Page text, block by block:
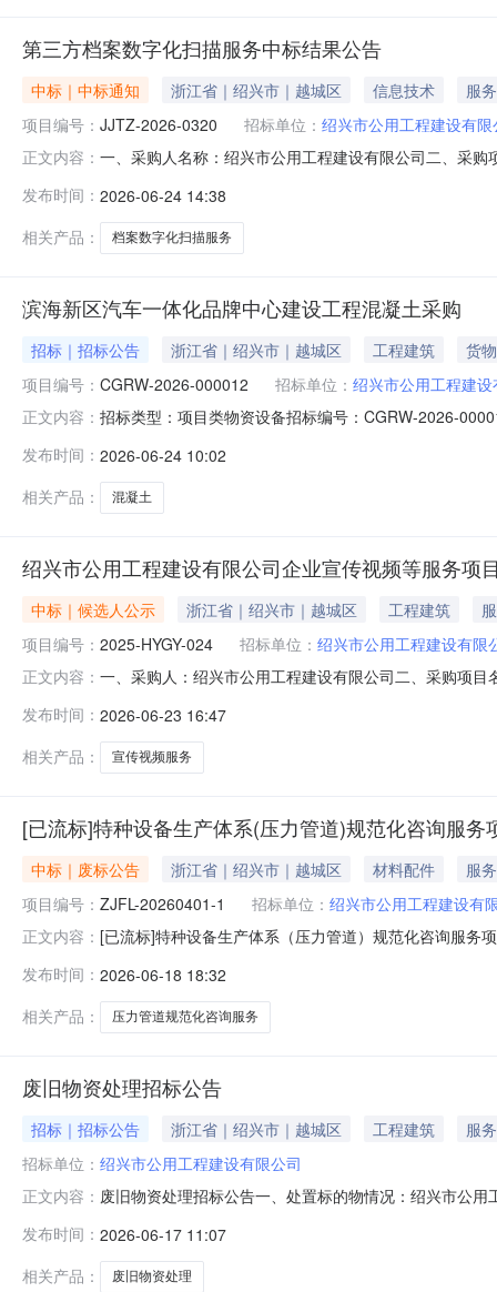
第三方档案数字化扫描服务中标结果公告
中标｜中标通知 浙江省｜绍兴市｜越城区 信息技术
服务
项目编号： JJTZ-2026-0320 招标单位： 绍兴市公用工程建设有限
正文内容： 一、采购人名称：绍兴市公用工程建设有限公司二、采
服务杭州善耕信息科技有限公司陈先棚50%九、联系方
系方式（询问
发布时间： 2026-06-24 14:38
相关产品：
档案数字化扫描服务
滨海新区汽车一体化品牌中心建设工程混凝土采购
招标｜招标公告 浙江省｜绍兴市｜越城区 工程建筑
货物
项目编号： CGRW-2026-000012 招标单位： 绍兴市公用工程建
正文内容： 招标类型：项目类物资设备招标编号：CGRW-2026-
霞西路362号联系人：王超电话：133858578651.2项目
发布时间： 2026-06-24 10:02
相关产品：
混凝土
绍兴市公用工程建设有限公司企业宣传视频等服务项
中标｜候选人公示 浙江省｜绍兴市｜越城区 工程建筑
项目编号： 2025-HYGY-024 招标单位： 绍兴市公用工程建设有限
正文内容： 一、采购人：绍兴市公用工程建设有限公司二、采购项
等服务项目杭州树慕文化艺术有限责任公司125000八、
通过绍兴市阳光
发布时间： 2026-06-23 16:47
相关产品：
宣传视频服务
[已流标]特种设备生产体系(压力管道)规范化咨询服务
中标｜废标公告 浙江省｜绍兴市｜越城区 材料配件
服务
项目编号： ZJFL-20260401-1 招标单位： 绍兴市公用工程建设有
正文内容： [已流标]特种设备生产体系（压力管道）规范化咨询服务
金额（元）：160000.00八、废标原因：经专家评审后
己的合法
发布时间： 2026-06-18 18:32
相关产品：
压力管道规范化咨询服务
废旧物资处理招标公告
招标｜招标公告 浙江省｜绍兴市｜越城区 工程建筑
服务
招标单位： 绍兴市公用工程建设有限公司
正文内容： 废旧物资处理招标公告一、处置标的物情况：绍兴市公
间：截止到2026年6月24日17：00。六、报名所需资料
委托书、代理人本人身份证及
发布时间： 2026-06-17 11:07
相关产品：
废旧物资处理